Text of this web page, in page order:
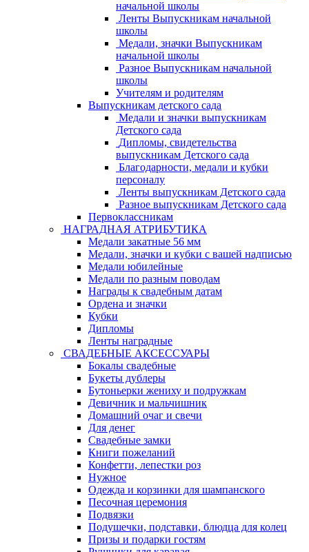
начальной школы
Ленты Выпускникам начальной
школы
Медали, значки Выпускникам
начальной школы
Разное Выпускникам начальной
школы
Учителям и родителям
Выпускникам детского сада
Медали и значки выпускникам
Детского сада
Дипломы, свидетельства
выпускникам Детского сада
Благодарности, медали и кубки
персоналу
Ленты выпускникам Детского сада
Разное выпускникам Детского сада
Первоклассникам
НАГРАДНАЯ АТРИБУТИКА
Медали закатные 56 мм
Медали, значки и кубки с вашей надписью
Медали юбилейные
Медали по разным поводам
Награды к свадебным датам
Ордена и значки
Кубки
Дипломы
Ленты наградные
СВАДЕБНЫЕ АКСЕССУАРЫ
Бокалы свадебные
Букеты дублеры
Бутоньерки жениху и подружкам
Девичник и мальчишник
Домашний очаг и свечи
Для денег
Свадебные замки
Книги пожеланий
Конфетти, лепестки роз
Нужное
Одежда и корзинки для шампанского
Песочная церемония
Подвязки
Подушечки, подставки, блюдца для колец
Призы и подарки гостям